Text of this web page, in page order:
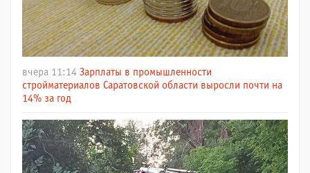
вчера 11:14 Зарплаты в промышленности
стройматериалов Саратовской области выросли почти на
14% за год